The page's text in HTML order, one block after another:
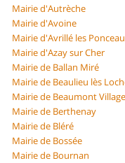
Mairie d'Autrèche
Mairie d'Avoine
Mairie d'Avrillé les
Mairie d'Azay sur Cher
Mairie de Ballan Miré
Mairie de Beaulieu lès
Mairie de Beaumont Village
Mairie de Berthenay
Mairie de Bléré
Mairie de Bossée
Mairie de Bournan